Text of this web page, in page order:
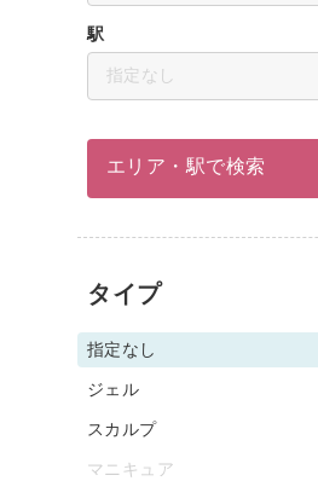
駅
指定なし
エリア・駅で検索
タイプ
指定なし
ジェル
スカルプ
マニキュア